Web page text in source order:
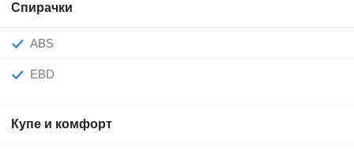
Спирачки
ABS
EBD
Купе и комфорт